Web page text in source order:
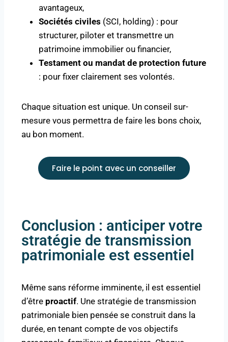
avantageux,
Sociétés civiles (SCI, holding) : pour
structurer, piloter et transmettre un
patrimoine immobilier ou financier,
Testament ou mandat de protection future
: pour fixer clairement ses volontés.
Chaque situation est unique. Un conseil sur-
mesure vous permettra de faire les bons choix,
au bon moment.
Faire le point avec un conseiller
Conclusion : anticiper votre
stratégie de transmission
patrimoniale est essentiel
Même sans réforme imminente, il est essentiel
d’être proactif. Une stratégie de transmission
patrimoniale bien pensée se construit dans la
durée, en tenant compte de vos objectifs